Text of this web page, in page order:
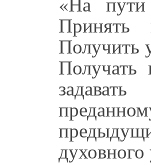
Принять
Получить
Получать
духовного